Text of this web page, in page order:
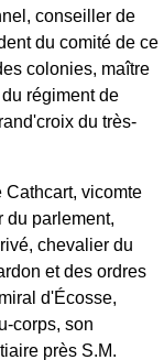
conseiller de
du comité de ce
colonies, maître
régiment de
du très-
Cathcart, vicomte
du parlement,
chevalier du
et des ordres
d'Écosse,
corps, son
près S.M.